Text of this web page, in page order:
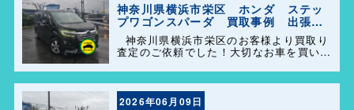
神奈川県横浜市栄区 ホンダ ステッ
プワゴンスパーダ 買取事例 出張査
定 ハッピーカーズ港南店！
神奈川県横浜市栄区のお客様より買取り
査定のご依頼でした！大切なお車を買い取
も弊社の事をよろしくお願いします＼
(^o^)／
2026年06月09日